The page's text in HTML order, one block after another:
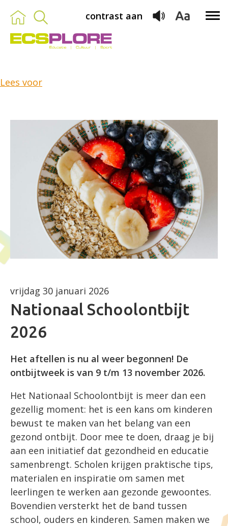
contrast aan
Lees voor
vrijdag 30 januari 2026
Nationaal Schoolontbijt
2026
Het aftellen is nu al weer begonnen! De
ontbijtweek is van 9 t/m 13 november 2026.
Het Nationaal Schoolontbijt is meer dan een
gezellig moment: het is een kans om kinderen
bewust te maken van het belang van een
gezond ontbijt. Door mee te doen, draag je bij
aan een initiatief dat gezondheid en educatie
samenbrengt. Scholen krijgen praktische tips,
materialen en inspiratie om samen met
leerlingen te werken aan gezonde gewoontes.
Bovendien versterkt het de band tussen
school, ouders en kinderen. Samen maken we